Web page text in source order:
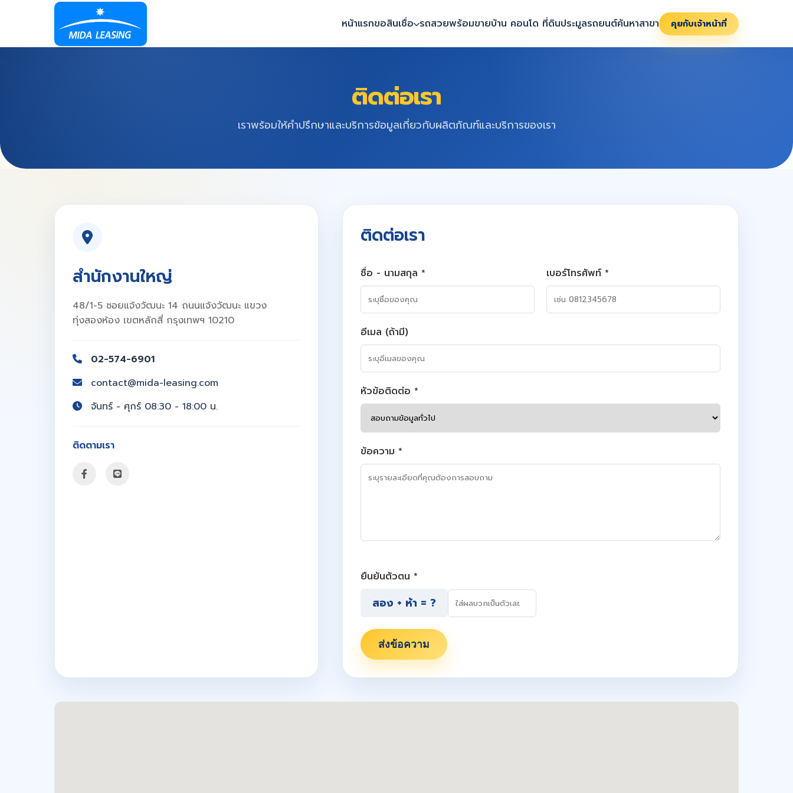
หน้าแรกขอสินเชื่อ รถสวยพร้อมขายบ้าน คอนโด ที่ดินประมูลรถยนต์ค้นหาสาขา คุยกับเจ้าหน้าที่
ติดต่อเรา
เราพร้อมให้คำปรึกษาและบริการข้อมูลเกี่ยวกับผลิตภัณฑ์และบริการของเรา
สำนักงานใหญ่
48/1-5 ซอยแจ้งวัฒนะ 14 ถนนแจ้งวัฒนะ แขวง
ทุ่งสองห้อง เขตหลักสี่ กรุงเทพฯ 10210
02-574-6901
contact@mida-leasing.com
จันทร์ - ศุกร์ 08:30 - 18:00 น.
ติดตามเรา
ติดต่อเรา
ชื่อ - นามสกุล * เบอร์โทรศัพท์ *
อีเมล (ถ้ามี)
หัวข้อติดต่อ *
ข้อความ *
ยืนยันตัวตน *
สอง + ห้า = ?
ส่งข้อความ